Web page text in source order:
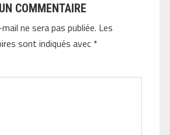
COMMENTAIRE
ne sera pas publiée. Les
sont indiqués avec *